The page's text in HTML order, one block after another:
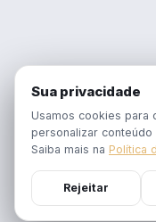
Sua privacidade
Usamos cookies para
personalizar
Saiba mais na Política
Rejeitar